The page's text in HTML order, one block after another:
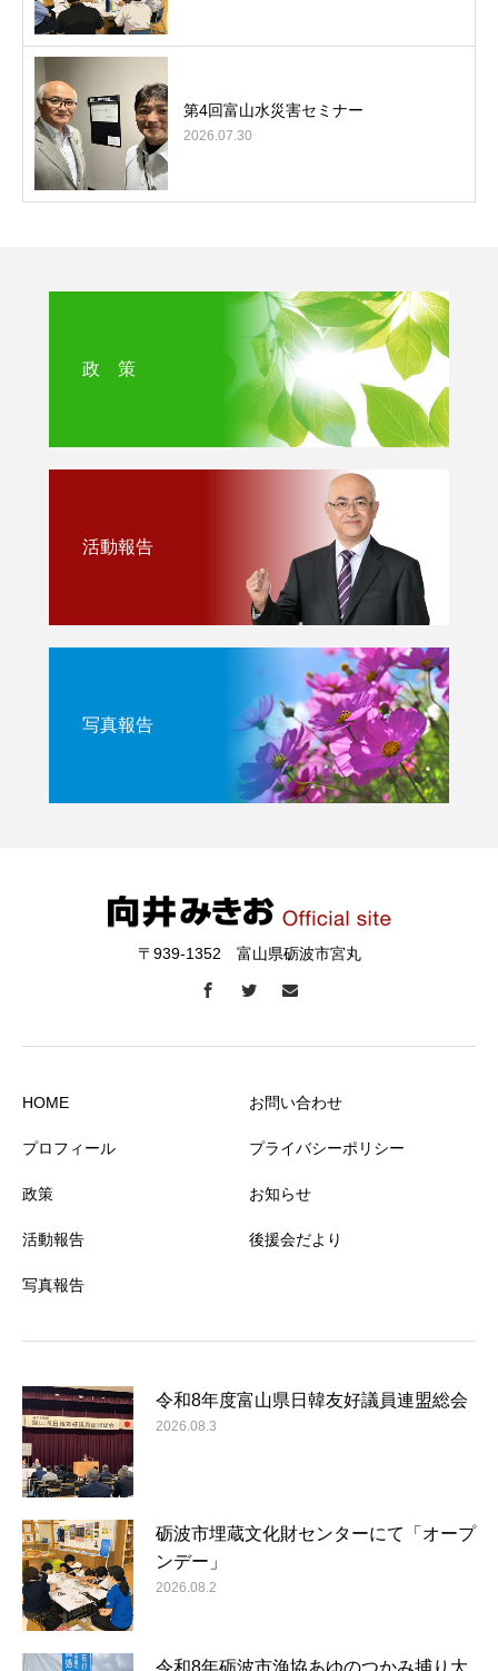
第4回富山水災害セミナー
2026.07.30
政 策
活動報告
写真報告
〒939-1352 富山県砺波市宮丸
HOME
プロフィール
政策
活動報告
写真報告
お問い合わせ
プライバシーポリシー
お知らせ
後援会だより
令和8年度富山県日韓友好議員連盟総会
2026.08.3
砺波市埋蔵文化財センターにて「オープ
ンデー」
2026.08.2